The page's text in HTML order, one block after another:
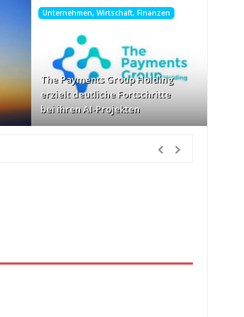
Unternehmen, Wirtschaft, Finanzen
The Payments Group Holding
erzielt deutliche Fortschritte
bei ihren AI-Projekten